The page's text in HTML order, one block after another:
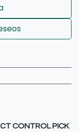
CONTROL PICK